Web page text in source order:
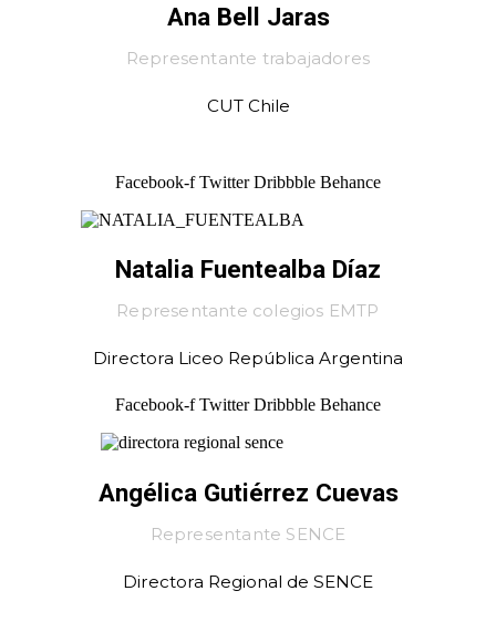
Ana Bell Jaras
Representante trabajadores
CUT Chile
Facebook-f Twitter Dribbble Behance
Natalia Fuentealba Díaz
Representante colegios EMTP
Directora Liceo República Argentina
Facebook-f Twitter Dribbble Behance
Angélica Gutiérrez Cuevas
Representante SENCE
Directora Regional de SENCE